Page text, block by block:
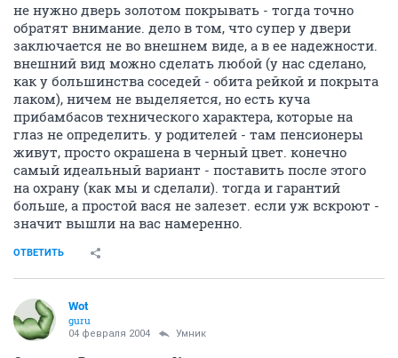
не нужно дверь золотом покрывать - тогда точно
обратят внимание. дело в том, что супер у двери
заключается не во внешнем виде, а в ее надежности.
внешний вид можно сделать любой (у нас сделано,
как у большинства соседей - обита рейкой и покрыта
лаком), ничем не выделяется, но есть куча
прибамбасов технического характера, которые на
глаз не определить. у родителей - там пенсионеры
живут, просто окрашена в черный цвет. конечно
самый идеальный вариант - поставить после этого
на охрану (как мы и сделали). тогда и гарантий
больше, а простой вася не залезет. если уж вскроют -
значит вышли на вас намеренно.
ОТВЕТИТЬ
Wоt
guru
04 февраля 2004 Умник